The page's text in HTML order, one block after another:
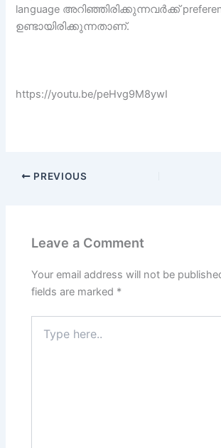
language അറിഞ്ഞിരിക്കുന്നവർക്ക്
ഉണ്ടായിരിക്കുന്നതാണ്.
https://youtu.be/peHvg9M8ywI
PREVIOUS
Leave a Comment
Your email address will not be
fields are marked *
here..